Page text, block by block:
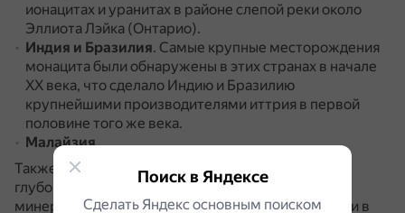
ионацитах и уранитах в районе слепой реки около
Эллиота Лэйка (Онтарио).
Индия и Бразилия. Самые крупные месторождения
монацита были обнаружены в этих странах в начале
XX века, что сделало Индию и Бразилию
крупнейшими производителями иттрия в первой
половине того же века.
Малайзия.
Также значительные запасы иттрия есть в
глубоководном месторождении редкоземельных
минералов у тихоокеанского острова Минамитори в
Поиск в Яндексе
Сделать Яндекс основным поиском